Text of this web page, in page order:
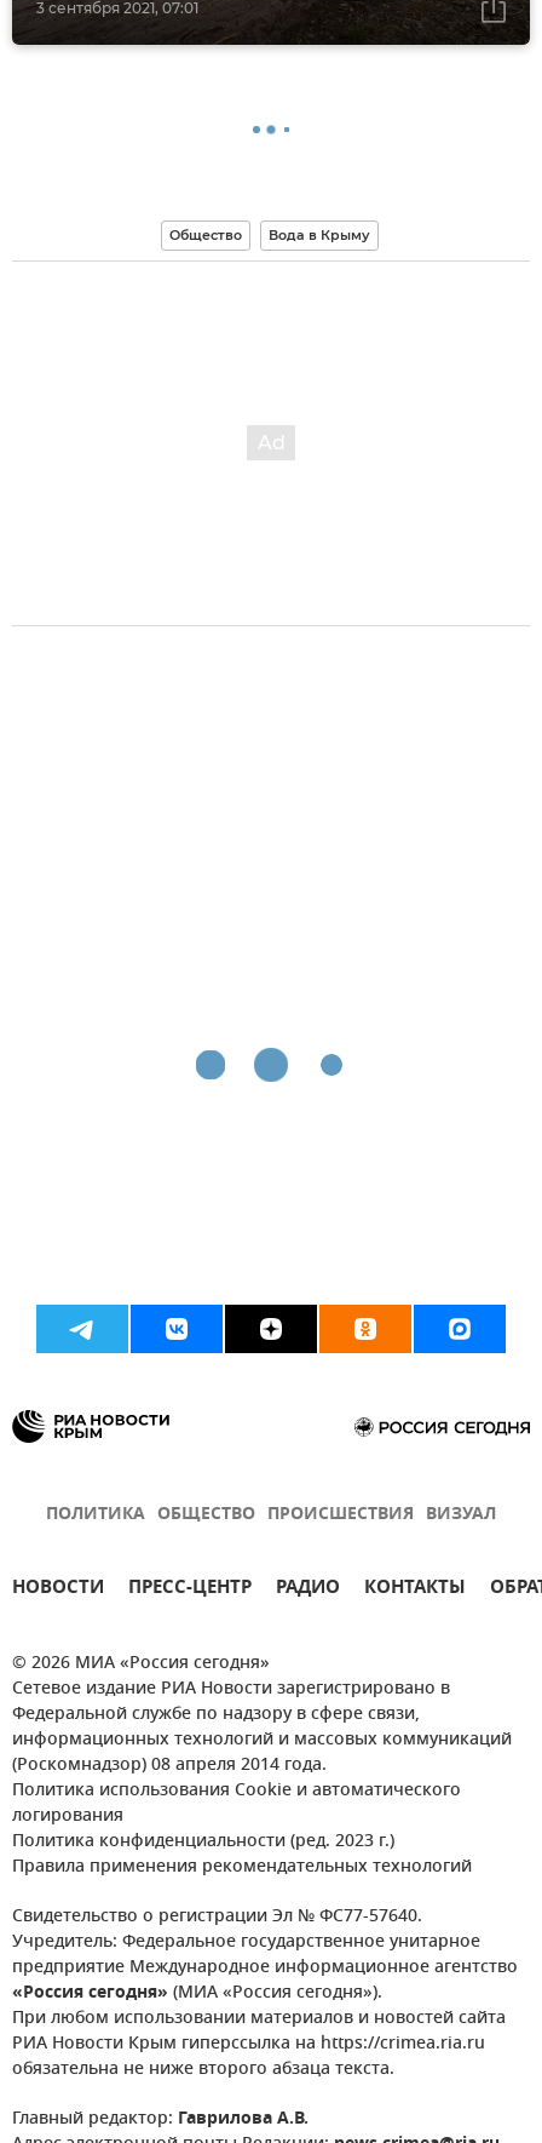
3 сентября 2021, 07:01
Общество Вода в Крыму
ПОЛИТИКА ОБЩЕСТВО ПРОИСШЕСТВИЯ ВИЗУАЛ
НОВОСТИ ПРЕСС-ЦЕНТР РАДИО КОНТАКТЫ
© 2026 МИА «Россия сегодня»
Сетевое издание РИА Новости зарегистрировано в
Федеральной службе по надзору в сфере связи,
информационных технологий и массовых коммуникаций
(Роскомнадзор) 08 апреля 2014 года.
Политика использования Cookie и автоматического
логирования
Политика конфиденциальности (ред. 2023 г.)
Правила применения рекомендательных технологий
Свидетельство о регистрации Эл № ФС77-57640.
Учредитель: Федеральное государственное унитарное
предприятие Международное информационное агентство
«Россия сегодня» (МИА «Россия сегодня»).
При любом использовании материалов и новостей сайта
РИА Новости Крым гиперссылка на https://crimea.ria.ru
обязательна не ниже второго абзаца текста.
Главный редактор: Гаврилова А.В.